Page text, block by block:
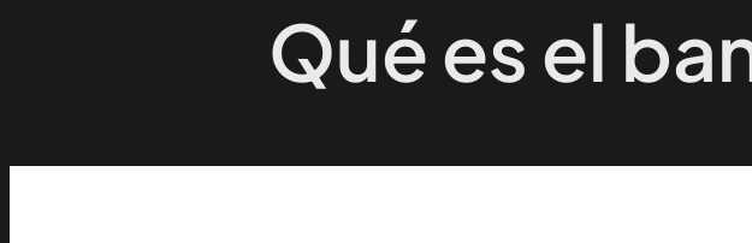
Qué es el